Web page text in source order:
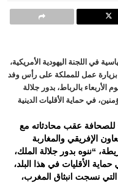
في اللجنة اليهودية الأمريكية،
عمل للمملكة على رأس وفد
الأربعاء بالرباط، بدور جلالة
في حماية الأقليات الدينية
عقب محادثاته مع
الإفريقي والمغاربة
“ننوه بدور جلالة الملك،
حماية الأقليات في هذا البلد،
نسجت انبثاق المغرب،